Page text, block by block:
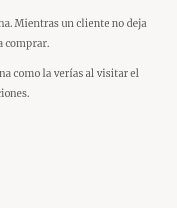
Mientras un cliente no deja
comprar.
como la verías al visitar el